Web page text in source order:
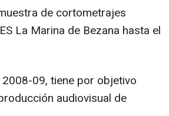
de cortometrajes
La Marina de Bezana hasta el
09, tiene por objetivo
audiovisual de